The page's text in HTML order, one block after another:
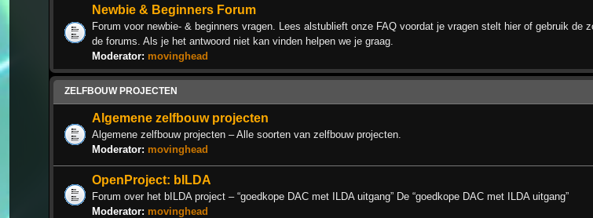
Newbie & Beginners Forum
Forum voor newbie- & beginners vragen. Lees alstublieft onze FAQ voordat je vragen stelt hier of gebruik de
de forums. Als je het antwoord niet kan vinden helpen we je graag.
Moderator: movinghead
ZELFBOUW PROJECTEN
Algemene zelfbouw projecten
Algemene zelfbouw projecten – Alle soorten van zelfbouw projecten.
Moderator: movinghead
OpenProject: bILDA
Forum over het bILDA project – “goedkope DAC met ILDA uitgang” De “goedkope DAC met ILDA uitgang”
Moderator: movinghead